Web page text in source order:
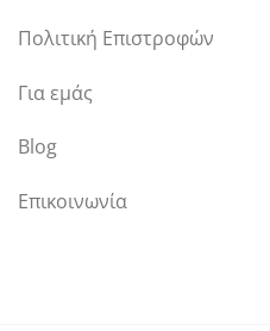
Πολιτική Επιστροφών
Για εμάς
Blog
Επικοινωνία